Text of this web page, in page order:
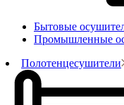
Бытовые
Промышленные
Полотенцесушители